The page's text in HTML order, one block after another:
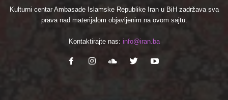
Kulturni centar Ambasade Islamske Republike Iran u BiH zadržava sva
prava nad materijalom objavljenim na ovom sajtu.
Kontaktirajte nas: info@iran.ba